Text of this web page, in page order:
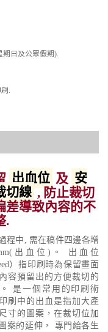
日及公眾假期).
.
出血位 及 安
切線, 防止裁切
差導致內容的不
.
程中, 需在稿件四邊各增
出血位)。 出血位
）指印刷時為保留畫面
容預留出的方便裁切的
是一個常用的印刷術
刷中的出血是指加大產
寸的圖案，在裁切位加
案的延伸， 專門給各生